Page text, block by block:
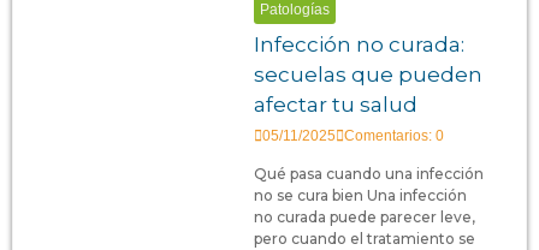
Patologías
Infección no curada:
secuelas que pueden
afectar tu salud
05/11/2025 Comentarios: 0
Qué pasa cuando una infección
no se cura bien Una infección
no curada puede parecer leve,
pero cuando el tratamiento se